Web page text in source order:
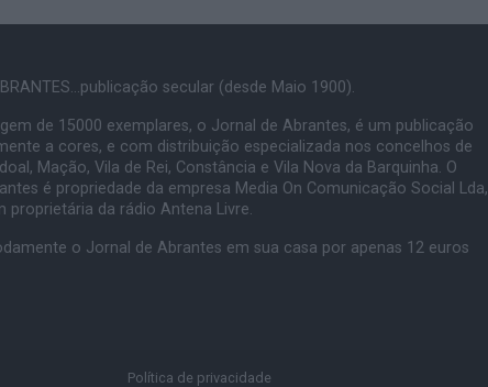
secular (desde Maio 1900).
de 15000 exemplares, o Jornal de Abrantes, é um publicação
a cores, e com distribuição especializada nos concelhos de
Mação, Vila de Rei, Constância e Vila Nova da Barquinha. O
é propriedade da empresa Media On Comunicação Social Lda,
proprietária da rádio Antena Livre.
o Jornal de Abrantes em sua casa por apenas 12 euros
Política de privacidade